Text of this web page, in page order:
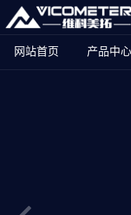
网站首页 产品中心